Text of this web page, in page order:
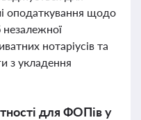
оподаткування щодо
незалежної
нотаріусів та
з укладення
для ФОПів у